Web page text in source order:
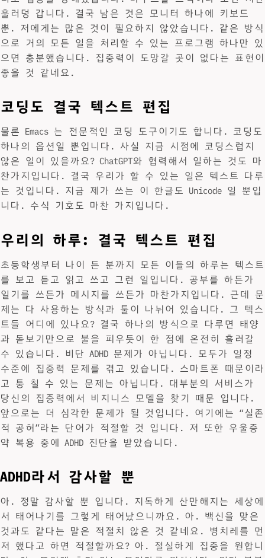
훌러덩 갑니다. 결국 남은 것은 모니터 하나에 키보드
뿐. 저에게는 많은 것이 필요하지 않았습니다. 같은 방식
으로 거의 모든 일을 처리할 수 있는 프로그램 하나만 있
으면 충분했습니다. 집중력이 도망갈 곳이 없다는 표현이
좋을 것 같네요.
코딩도 결국 텍스트 편집
물론 Emacs 는 전문적인 코딩 도구이기도 합니다. 코딩도
하나의 옵션일 뿐입니다. 사실 지금 시점에 코딩스럽지
않은 일이 있을까요? ChatGPT와 협력해서 일하는 것도 마
찬가지입니다. 결국 우리가 할 수 있는 일은 텍스트 다루
는 것입니다. 지금 제가 쓰는 이 한글도 Unicode 일 뿐입
니다. 수식 기호도 마찬 가지입니다.
우리의 하루: 결국 텍스트 편집
초등학생부터 나이 든 분까지 모든 이들의 하루는 텍스트
를 보고 듣고 읽고 쓰고 그런 일입니다. 공부를 하든가
일기를 쓰든가 메시지를 쓰든가 마찬가지입니다. 근데 문
제는 다 사용하는 방식과 툴이 나뉘어 있습니다. 그 텍스
트들 어디에 있나요? 결국 하나의 방식으로 다루면 태양
과 돋보기만으로 불을 피우듯이 한 점에 온전히 흘러갈
수 있습니다. 비단 ADHD 문제가 아닙니다. 모두가 일정
수준에 집중력 문제를 겪고 있습니다. 스마트폰 때문이라
고 퉁 칠 수 있는 문제는 아닙니다. 대부분의 서비스가
당신의 집중력에서 비지니스 모델을 찾기 때문 입니다.
앞으로는 더 심각한 문제가 될 것입니다. 여기에는 “실존
적 공허”라는 단어가 적절할 것 입니다. 저 또한 우울증
약 복용 중에 ADHD 진단을 받았습니다.
ADHD라서 감사할 뿐
아. 정말 감사할 뿐 입니다. 지독하게 산만해지는 세상에
서 태어나기를 그렇게 태어났으니까요. 아. 백신을 맞은
것과도 같다는 말은 적절치 않은 것 같네요. 병치레를 먼
저 했다고 하면 적절할까요? 아. 절실하게 집중을 원합니